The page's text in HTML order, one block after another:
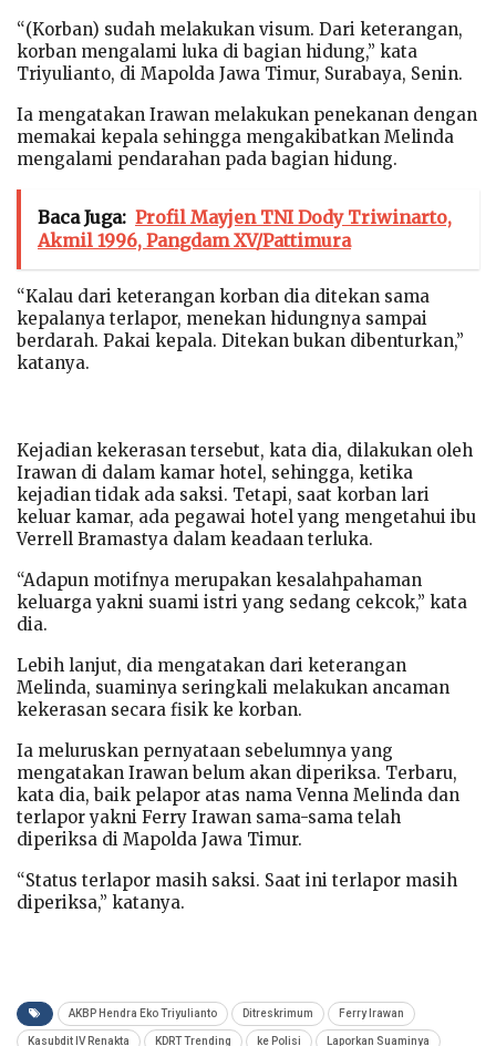
“(Korban) sudah melakukan visum. Dari keterangan,
korban mengalami luka di bagian hidung,” kata
Triyulianto, di Mapolda Jawa Timur, Surabaya, Senin.
Ia mengatakan Irawan melakukan penekanan dengan
memakai kepala sehingga mengakibatkan Melinda
mengalami pendarahan pada bagian hidung.
Baca Juga: Profil Mayjen TNI Dody Triwinarto,
Akmil 1996, Pangdam XV/Pattimura
“Kalau dari keterangan korban dia ditekan sama
kepalanya terlapor, menekan hidungnya sampai
berdarah. Pakai kepala. Ditekan bukan dibenturkan,”
katanya.
Kejadian kekerasan tersebut, kata dia, dilakukan oleh
Irawan di dalam kamar hotel, sehingga, ketika
kejadian tidak ada saksi. Tetapi, saat korban lari
keluar kamar, ada pegawai hotel yang mengetahui ibu
Verrell Bramastya dalam keadaan terluka.
“Adapun motifnya merupakan kesalahpahaman
keluarga yakni suami istri yang sedang cekcok,” kata
dia.
Lebih lanjut, dia mengatakan dari keterangan
Melinda, suaminya seringkali melakukan ancaman
kekerasan secara fisik ke korban.
Ia meluruskan pernyataan sebelumnya yang
mengatakan Irawan belum akan diperiksa. Terbaru,
kata dia, baik pelapor atas nama Venna Melinda dan
terlapor yakni Ferry Irawan sama-sama telah
diperiksa di Mapolda Jawa Timur.
“Status terlapor masih saksi. Saat ini terlapor masih
diperiksa,” katanya.
AKBP Hendra Eko Triyulianto Ditreskrimum Ferry Irawan
Kasubdit IV Renakta KDRT Trending ke Polisi Laporkan Suaminya